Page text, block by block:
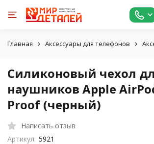
Главная Аксессуары для телефонов
Силиконовый чехол
наушников Apple
Proof (черный)
Написать отзыв
Артикул: 5921